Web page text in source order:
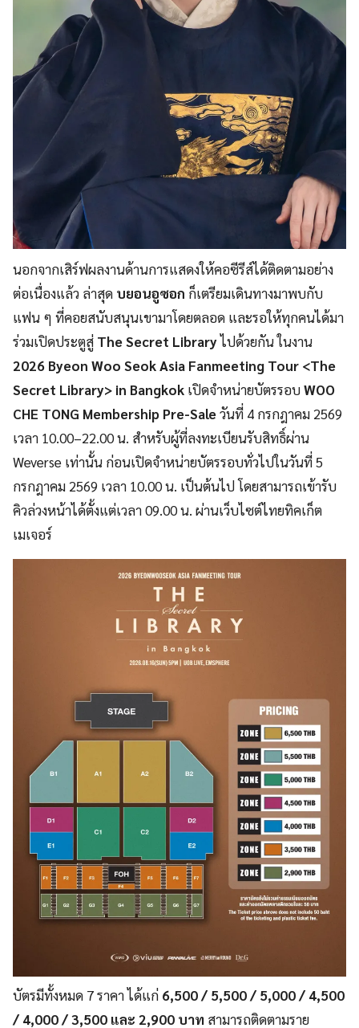
นอกจากเสิร์ฟผลงานด้านการแสดงให้คอซีรีส์ได้ติดตามอย่าง
ต่อเนื่องแล้ว ล่าสุด บยอนอูซอก ก็เตรียมเดินทางมาพบกับ
แฟน ๆ ที่คอยสนับสนุนเขามาโดยตลอด และรอให้ทุกคนได้มา
ร่วมเปิดประตูสู่ The Secret Libraryไปด้วยกัน ในงาน
2026 Byeon Woo Seok Asia Fanmeeting Tour <The
Secret Library> in Bangkok เปิดจำหน่ายบัตรรอบWOO
CHE TONG Membership Pre-Saleวันที่ 4 กรกฎาคม 2569
เวลา 10.00–22.00 น. สำหรับผู้ที่ลงทะเบียนรับสิทธิ์ผ่าน
Weverse เท่านั้น ก่อนเปิดจำหน่ายบัตรรอบทั่วไปในวันที่ 5
กรกฎาคม 2569 เวลา 10.00 น. เป็นต้นไป โดยสามารถเข้ารับ
คิวล่วงหน้าได้ตั้งแต่เวลา 09.00 น. ผ่านเว็บไซต์ไทยทิคเก็ต
เมเจอร์
บัตรมีทั้งหมด 7 ราคา ได้แก่ 6,500 / 5,500 / 5,000 / 4,500
/ 4,000 / 3,500 และ 2,900 บาท สามารถติดตามราย